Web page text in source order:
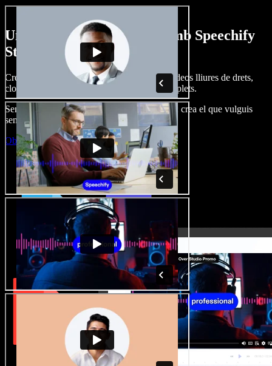
Un tastet del que pots fer amb Speechify
Studio.
Crea dobl. de veu, afegeix imatges, àudio, vídeos lliures de drets,
clona veus i munta projectes multimèdia complets.
Sense corba d’aprenentatge, tot al navegador: crea el que vulguis
sense els límits de sempre.
Obre l'Studio